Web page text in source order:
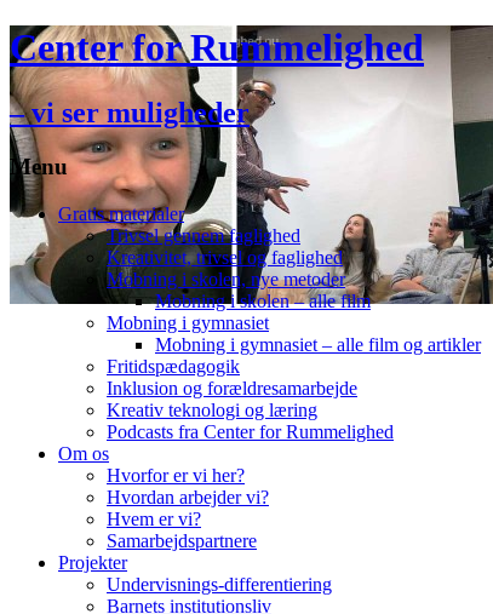
Center for Rummelighed
– vi ser muligheder
Menu
Hop
indhold
Gratis materialer
Trivsel gennem faglighed
Kreativitet, trivsel og faglighed
Mobning i skolen, nye metoder
Mobning i skolen – alle film
Mobning i gymnasiet
Mobning i gymnasiet – alle film og artikler
Fritidspædagogik
Inklusion og forældresamarbejde
Kreativ teknologi og læring
Podcasts fra Center for Rummelighed
Om os
Hvorfor er vi her?
Hvordan arbejder vi?
Hvem er vi?
Samarbejdspartnere
Projekter
Undervisnings-differentiering
Barnets institutionsliv